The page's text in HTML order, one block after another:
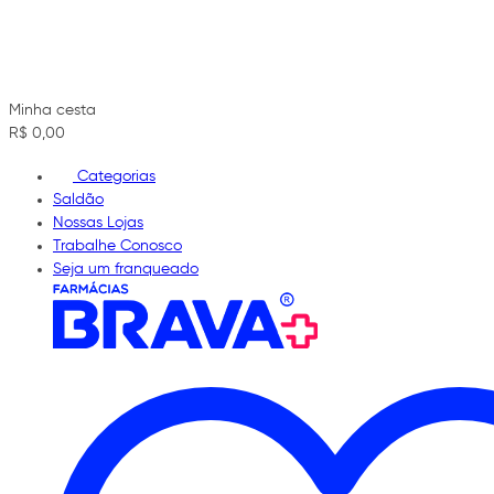
Minha cesta
R$ 0,00
Categorias
Saldão
Nossas Lojas
Trabalhe Conosco
Seja um franqueado